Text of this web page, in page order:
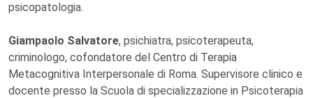
psicopatologia.
Giampaolo Salvatore, psichiatra, psicoterapeuta,
criminologo, cofondatore del Centro di Terapia
Metacognitiva Interpersonale di Roma. Supervisore clinico e
docente presso la Scuola di specializzazione in Psicoterapia